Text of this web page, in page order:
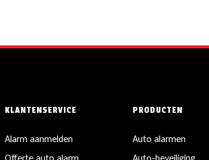
KLANTENSERVICE
Alarm aanmelden
PRODUCTEN
Auto alarmen